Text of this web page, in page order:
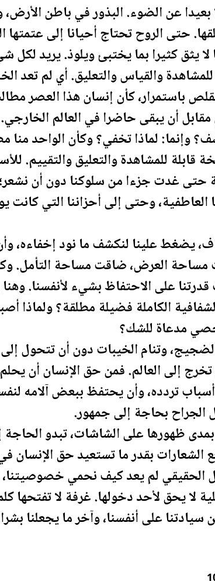
بعيدا عن الضوء. البذور في باطن
حتى الروح تحتاج أحيانا إلى عتمتها
يثق كثيرا بما يختبئ ويلوذ. يريد لكل
والقياس والتعليق. أي لم تعد
باستمرار، كأن إنسان هذا العصر
أن يبقى حاضرا في العالم الخارجي.
وإنما: لماذا تخفي؟ وكأن الواحد منا
قابلة للمشاهدة والتعليق والتقييم.
حتى غدت جزءا من سلوكنا دون أن نشعر؛
العاطفية، وحتى إلى أحزاننا التي كانت
علينا لنكشف ما نود إخفاءه،
العرض، ضاقت مساحة التأمل.
على الاحتفاظ بشيء لأنفسنا. وهنا
الكاملة فضيلة مطلقة؟ ولماذا
مدعاة للشك؟
وتنام الخيبات دون أن تتحول إلى
تخرج إلى العالم. فمن حق الإنسان أن
تردده، وأن يحتفظ ببعض آلامه
الجراح بحاجة إلى جمهور.
ظهورها على الشاشات، تبدو الحاجة
الشعارات بقدر ما تستعيد حق الإنسان
الحقيقي لم يعد كيف نحمي خصوصيتنا،
لا يحق لأحد دخولها. غرفة لا تفتحها
سيادتنا على أنفسنا، وآخر ما يجعلنا